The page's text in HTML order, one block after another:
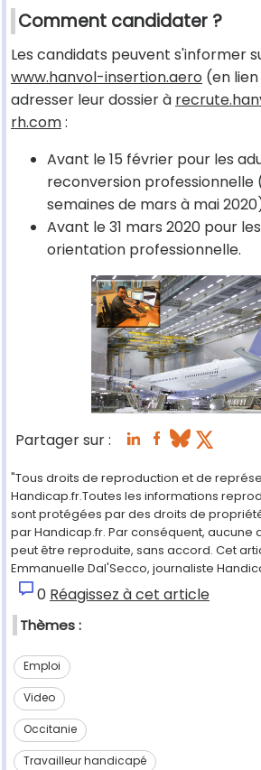
Comment candidater ?
Les candidats peuvent s'informer
www.hanvol-insertion.aero (en
adresser leur dossier à
rh.com:
Avant le 15 février pour les
reconversion professionnelle
semaines de mars à mai
Avant le 31 mars 2020 pour
orientation professionnelle.
Partager sur :
"Tous droits de reproduction et de
Handicap.fr.Toutes les informations
sont protégées par des droits de
par Handicap.fr. Par conséquent, aucune
peut être reproduite, sans accord. Cet
Emmanuelle Dal'Secco, journaliste
0 Réagissez à cet article
Thèmes :
Emploi
Video
Occitanie
Travailleur handicapé